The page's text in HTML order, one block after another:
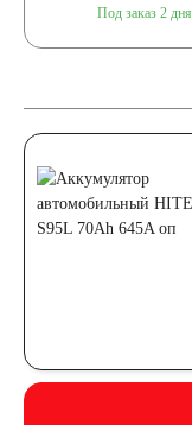
Под заказ 2 дня